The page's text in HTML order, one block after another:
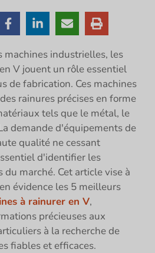
machines industrielles, les
V jouent un rôle essentiel
de fabrication. Ces machines
rainures précises en forme
tels que le métal, le
demande d'équipements de
qualité ne cessant
d'identifier les
marché. Cet article vise à
évidence les 5 meilleurs
à rainurer en V,
précieuses aux
à la recherche de
fiables et efficaces.